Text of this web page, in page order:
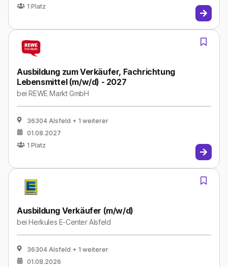
1 Platz
Ausbildung zum Verkäufer, Fachrichtung
Lebensmittel (m/w/d) - 2027
beiREWE Markt GmbH
36304 Alsfeld + 1 weiterer
01.08.2027
1 Platz
Ausbildung Verkäufer (m/w/d)
beiHerkules E-Center Alsfeld
36304 Alsfeld + 1 weiterer
01.08.2026